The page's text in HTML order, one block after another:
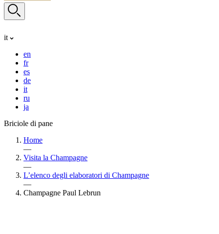
it
en
fr
es
de
it
ru
ja
Briciole di pane
Home
—
Visita la Champagne
—
L’elenco degli elaboratori di Champagne
—
Champagne Paul Lebrun